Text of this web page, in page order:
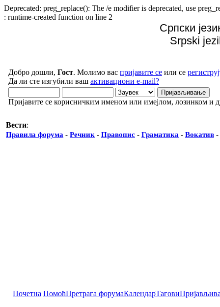
Deprecated: preg_replace(): The /e modifier is deprecated, use
: runtime-created function on line 2
Српски
Srpski
Добро дошли, Гост. Молимо вас пријавите се или се
Да ли сте изгубили ваш активациони e-mail?
Пријавите се корисничким именом или имејлом, лозинком и
Вести:
Правила форума - Речник - Правопис - Граматика - Вокатив -
Почетна ПомоћПретрага форумаКалендарТагови